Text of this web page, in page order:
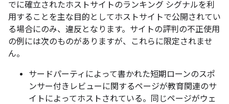
でに確立されたホストサイトのランキング シグナルを利
用することを主な目的としてホストサイトで公開されてい
る場合にのみ、違反となります。サイトの評判の不正使用
の例には次のものがありますが、これらに限定されませ
ん。
サードパーティによって書かれた短期ローンのスポ
ンサー付きレビューに関するページが教育関連のサ
イトによってホストされている。同じページがウェ